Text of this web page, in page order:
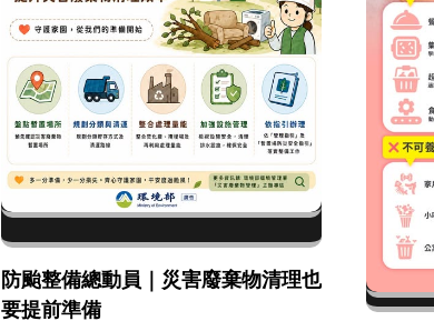
防颱整備總動員｜災害廢棄物清理也
要提前準備